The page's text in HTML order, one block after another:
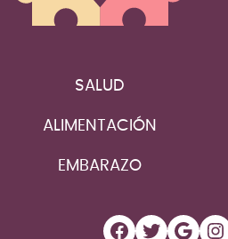
SALUD
ALIMENTACIÓN
EMBARAZO
Facebook
Twitter